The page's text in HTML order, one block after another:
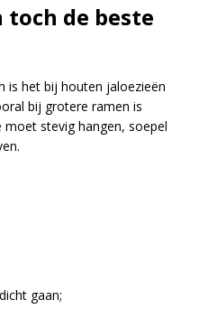
toch de beste
is het bij houten jaloezieën
bij grotere ramen is
stevig hangen, soepel
gaan;